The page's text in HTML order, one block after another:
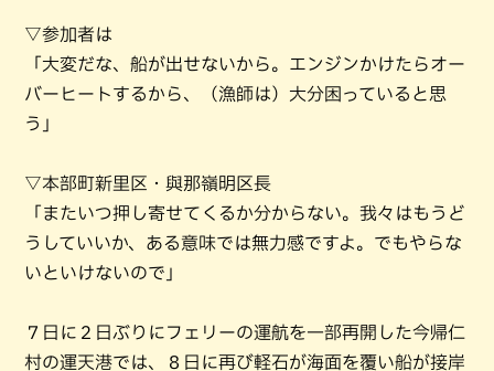
▽参加者は
「大変だな、船が出せないから。エンジンかけたらオー
バーヒートするから、（漁師は）大分困っていると思
う」
▽本部町新里区・與那嶺明区長
「またいつ押し寄せてくるか分からない。我々はもうど
うしていいか、ある意味では無力感ですよ。でもやらな
いといけないので」
７日に２日ぶりにフェリーの運航を一部再開した今帰仁
村の運天港では、８日に再び軽石が海面を覆い船が接岸